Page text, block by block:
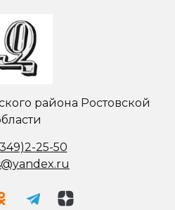
района Ростовской
25-50